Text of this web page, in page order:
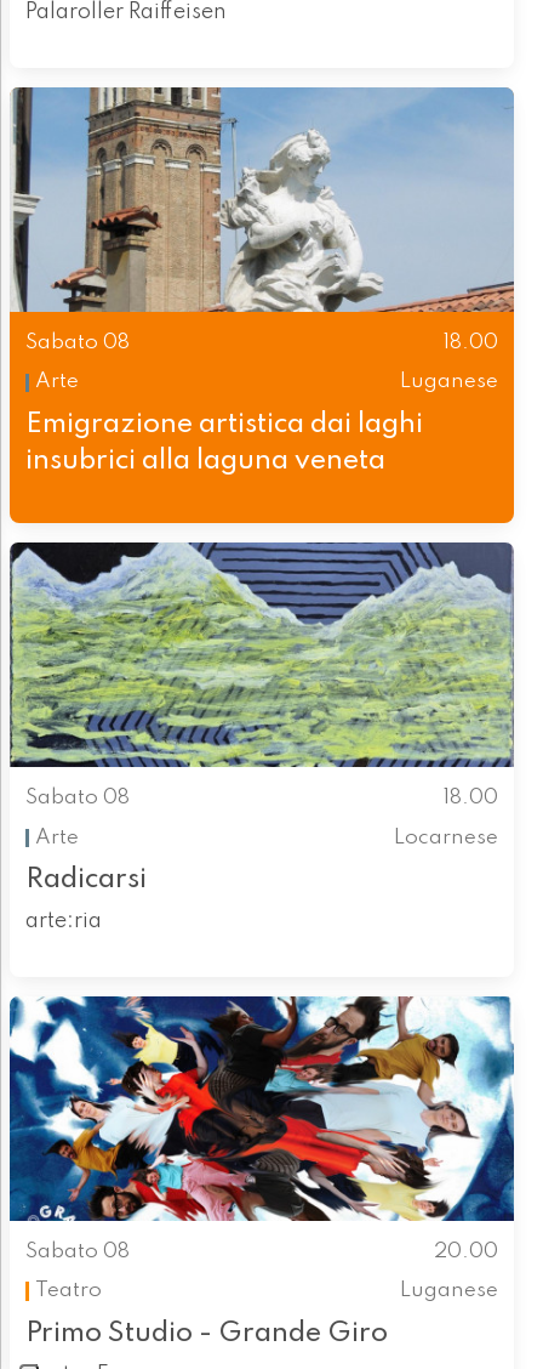
Palaroller Raiffeisen
Sabato 08
18.00
Arte
Luganese
Emigrazione artistica dai laghi
insubrici alla laguna veneta
Sabato 08
18.00
Arte
Locarnese
Radicarsi
arte:ria
Sabato 08
20.00
Teatro
Luganese
Primo Studio - Grande Giro